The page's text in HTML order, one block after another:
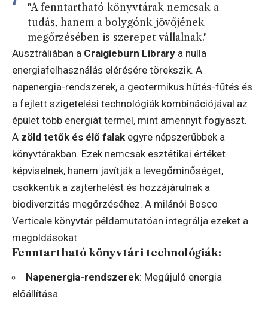
"A fenntartható könyvtárak nemcsak a
tudás, hanem a bolygónk jövőjének
megőrzésében is szerepet vállalnak."
Ausztráliában a Craigieburn Library a nulla
energiafelhasználás elérésére törekszik. A
napenergia-rendszerek, a geotermikus hűtés-fűtés és
a fejlett szigetelési technológiák kombinációjával az
épület több energiát termel, mint amennyit fogyaszt.
A zöld tetők és élő falak egyre népszerűbbek a
könyvtárakban. Ezek nemcsak esztétikai értéket
képviselnek, hanem javítják a levegőminőséget,
csökkentik a zajterhelést és hozzájárulnak a
biodiverzitás megőrzéséhez. A milánói Bosco
Verticale könyvtár példamutatóan integrálja ezeket a
megoldásokat.
Fenntartható könyvtári technológiák:
Napenergia-rendszerek: Megújuló energia
előállítása